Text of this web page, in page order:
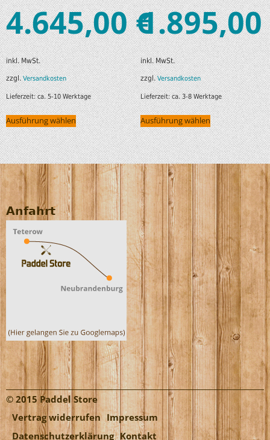
4.645,00€
inkl. MwSt.
zzgl.Versandkosten
Lieferzeit:ca. 5-10 Werktage
Ausführung wählen
1.895,00
inkl. MwSt.
zzgl.Versandkosten
Lieferzeit:ca. 3-8 Werktage
Ausführung wählen
Anfahrt
© 2015 Paddel Store
Vertrag widerrufen Impressum
Datenschutzerklärung Kontakt